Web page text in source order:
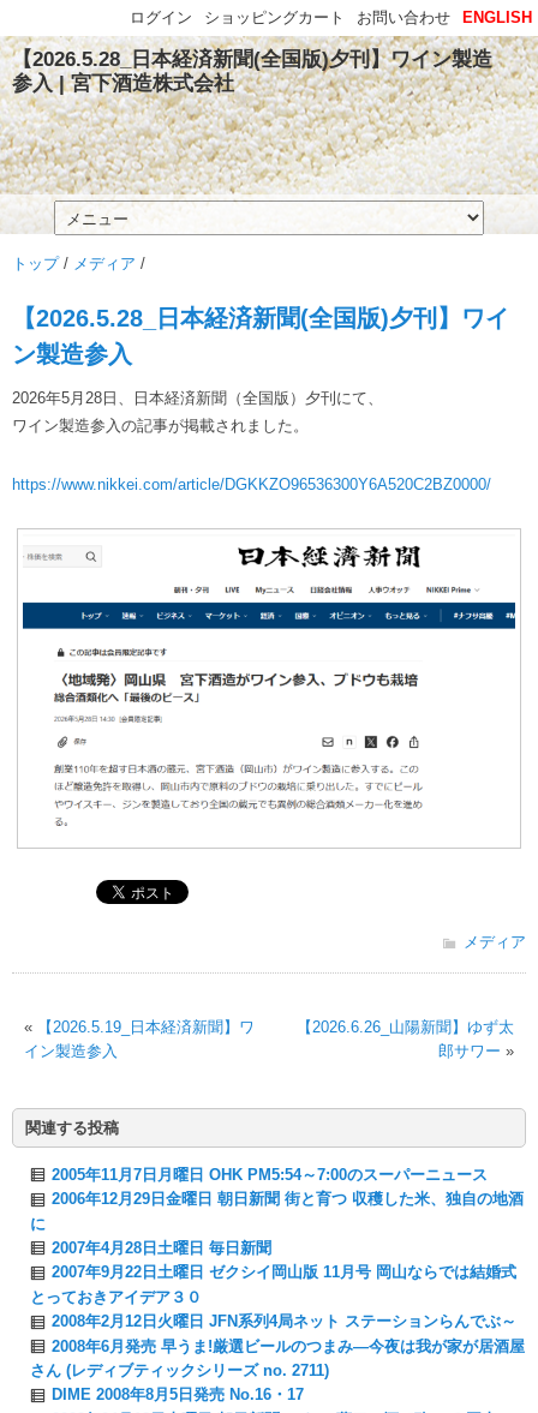
【2026.5.28_日本経済新聞(全国版)夕刊】ワイン製造
参入 | 宮下酒造株式会社
トップ/ メディア /
【2026.5.28_日本経済新聞(全国版)夕刊】ワイ
ン製造参入
2026年5月28日、日本経済新聞（全国版）夕刊にて、
ワイン製造参入の記事が掲載されました。
https://www.nikkei.com/article/DGKKZO96536300Y6A520C2BZ0000/
メディア
«
【2026.5.19_日本経済新聞】ワ
イン製造参入
【2026.6.26_山陽新聞】ゆず太
郎サワー »
関連する投稿
2005年11月7日月曜日 OHK PM5:54～7:00のスーパーニュース
2006年12月29日金曜日 朝日新聞 街と育つ 収穫した米、独自の地酒
に
2007年4月28日土曜日 毎日新聞
2007年9月22日土曜日 ゼクシイ岡山版 11月号 岡山ならでは結婚式
とっておきアイデア３０
2008年2月12日火曜日 JFN系列4局ネット ステーションらんでぶ～
2008年6月発売 早うま!厳選ビールのつまみ―今夜は我が家が居酒屋
さん (レディブティックシリーズ no. 2711)
DIME 2008年8月5日発売 No.16・17
ENGLISH
お問い合わせ
ショッピングカート
ログイン